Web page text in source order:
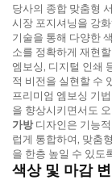
당사의 종합 맞춤형
시장 포지셔닝을 강
기술을 통해 다양한
소를 정확하게 재현
엠보싱, 디지털 인쇄
적 비전을 실현할 수
프리미엄 엠보싱 기
을 향상시키면서도
가방디자인은 기능
럽게 통합하여, 맞춤
을 한층 높일 수 있도
색상 및 마감